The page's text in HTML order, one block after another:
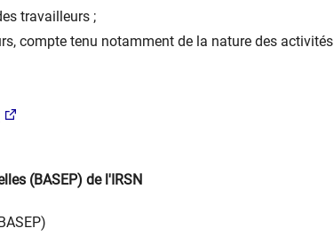
travailleurs ;
compte tenu notamment de la nature des activités
(BASEP) de l'IRSN